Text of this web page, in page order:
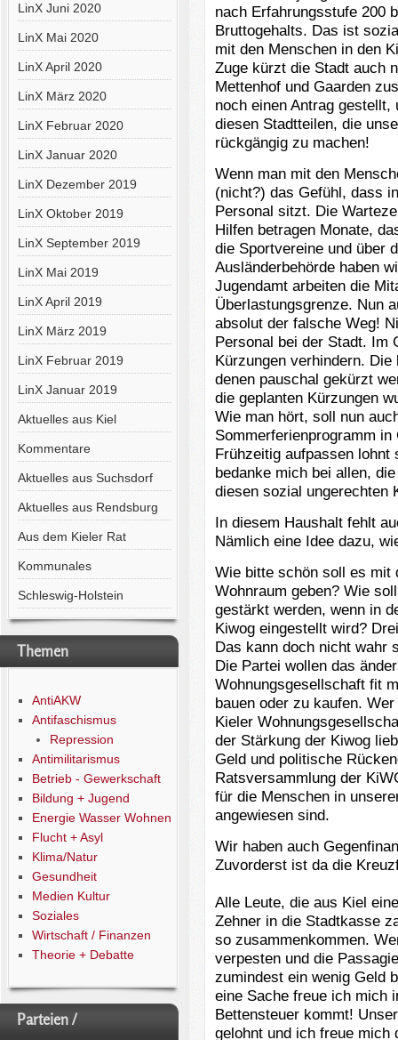
LinX Juni 2020
LinX Mai 2020
LinX April 2020
LinX März 2020
LinX Februar 2020
LinX Januar 2020
LinX Dezember 2019
LinX Oktober 2019
LinX September 2019
LinX Mai 2019
LinX April 2019
LinX März 2019
LinX Februar 2019
LinX Januar 2019
Aktuelles aus Kiel
Kommentare
Aktuelles aus Suchsdorf
Aktuelles aus Rendsburg
Aus dem Kieler Rat
Kommunales
Schleswig-Holstein
Themen
AntiAKW
Antifaschismus
Repression
Antimilitarismus
Betrieb - Gewerkschaft
Bildung + Jugend
Energie Wasser Wohnen
Flucht + Asyl
Klima/Natur
Gesundheit
Medien Kultur
Soziales
Wirtschaft / Finanzen
Theorie + Debatte
Parteien /
nach Erfahrungsstufe 200
Bruttogehalts. Das ist
mit den Menschen in den
Zuge kürzt die Stadt auch
Mettenhof und Gaarden
noch einen Antrag
diesen Stadtteilen, die
rückgängig zu machen!
Wenn man mit den
(nicht?) das Gefühl, dass
Personal sitzt. Die
Hilfen betragen Monate,
die Sportvereine und über
Ausländerbehörde haben
Jugendamt arbeiten die
Überlastungsgrenze. Nun
absolut der falsche Weg!
Personal bei der Stadt. Im
Kürzungen verhindern.
denen pauschal gekürzt
die geplanten Kürzungen
Wie man hört, soll nun
Sommerferienprogramm
Frühzeitig aufpassen
bedanke mich bei allen,
diesen sozial ungerechten
In diesem Haushalt fehlt
Nämlich eine Idee dazu,
Wie bitte schön soll es mit
Wohnraum geben? Wie
gestärkt werden, wenn in
Kiwog eingestellt wird?
Das kann doch nicht wahr
Die Partei wollen das
Wohnungsgesellschaft fit
bauen oder zu kaufen.
Kieler
der Stärkung der Kiwog
Geld und politische
Ratsversammlung der
für die Menschen in
angewiesen sind.
Wir haben auch
Zuvorderst ist da die
Alle Leute, die aus Kiel
Zehner in die Stadtkasse
so zusammenkommen.
verpesten und die
zumindest ein wenig Geld
eine Sache freue ich mich
Bettensteuer kommt!
gelohnt und ich freue mich